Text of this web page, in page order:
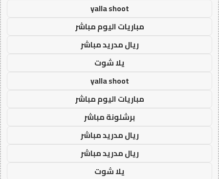
yalla shoot
مباريات اليوم مباشر
ريال مدريد مباشر
يلا شوت
yalla shoot
مباريات اليوم مباشر
برشلونة مباشر
ريال مدريد مباشر
ريال مدريد مباشر
يلا شوت